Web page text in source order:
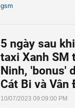
gsm
5 ngày sau
taxi Xanh SM
Ninh, 'bonus'
Cát Bi và Vân
10/07/2023 09:09:00 PM